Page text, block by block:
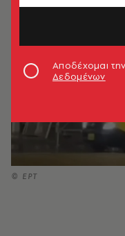
© ΕΡΤ
Αποδέχομαι την
Δεδομένων